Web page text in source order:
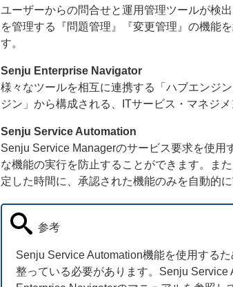
ユーザーからの問合せと運用管理ツールが検
を管理する『問題管理』『変更管理』の機能
す。
Senju Enterprise Navigator
様々なツールを相互に連携する「ハブエンジ
ジン」から構成される、ITサービス・マネジ
Senju Service Automation
Senju Service Managerのサービス要求を使
な機能の実行を防止することができます。ま
定した時間に、承認された機能のみを自動的
参考
Senju Service Automation機能を使用する
整っている必要があります。Senju